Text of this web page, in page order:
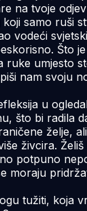
na tvoje
samo ruši
vodeći
Što
ruke umjesto
nam svoju
u
što bi radila
želje,
živcira.
potpuno
moraju
tužiti, koja